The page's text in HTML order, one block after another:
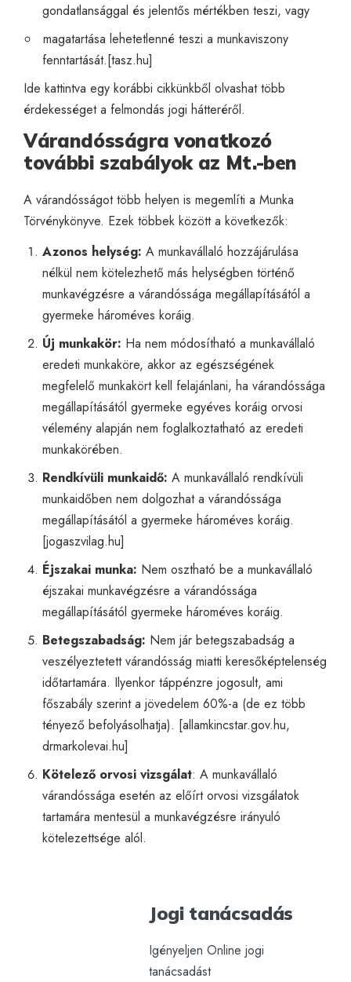
gondatlansággal és jelentős mértékben teszi, vagy
magatartása lehetetlenné teszi a munkaviszony
fenntartását.[tasz.hu]
Ide kattintva egy korábbi cikkünkből olvashat több
érdekességet a felmondás jogi hátteréről.
Várandósságra vonatkozó
további szabályok az Mt.-ben
A várandósságot több helyen is megemlíti a Munka
Törvénykönyve. Ezek többek között a következők:
Azonos helység: A munkavállaló hozzájárulása
nélkül nem kötelezhető más helységben történő
munkavégzésre a várandóssága megállapításától a
gyermeke hároméves koráig.
Új munkakör: Ha nem módosítható a munkavállaló
eredeti munkaköre, akkor az egészségének
megfelelő munkakört kell felajánlani, ha várandóssága
megállapításától gyermeke egyéves koráig orvosi
vélemény alapján nem foglalkoztatható az eredeti
munkakörében.
Rendkívüli munkaidő: A munkavállaló rendkívüli
munkaidőben nem dolgozhat a várandóssága
megállapításától a gyermeke hároméves koráig.
[jogaszvilag.hu]
Éjszakai munka: Nem osztható be a munkavállaló
éjszakai munkavégzésre a várandóssága
megállapításától gyermeke hároméves koráig.
Betegszabadság: Nem jár betegszabadság a
veszélyeztetett várandósság miatti keresőképtelenség
időtartamára. Ilyenkor táppénzre jogosult, ami
főszabály szerint a jövedelem 60%-a (de ez több
tényező befolyásolhatja). [allamkincstar.gov.hu,
drmarkolevai.hu]
Kötelező orvosi vizsgálat: A munkavállaló
várandóssága esetén az előírt orvosi vizsgálatok
tartamára mentesül a munkavégzésre irányuló
kötelezettsége alól.
Jogi tanácsadás
Igényeljen Online jogi
tanácsadást